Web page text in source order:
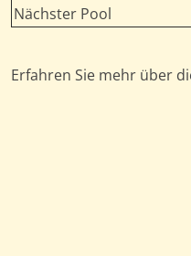
Nächster Pool
Erfahren Sie mehr über